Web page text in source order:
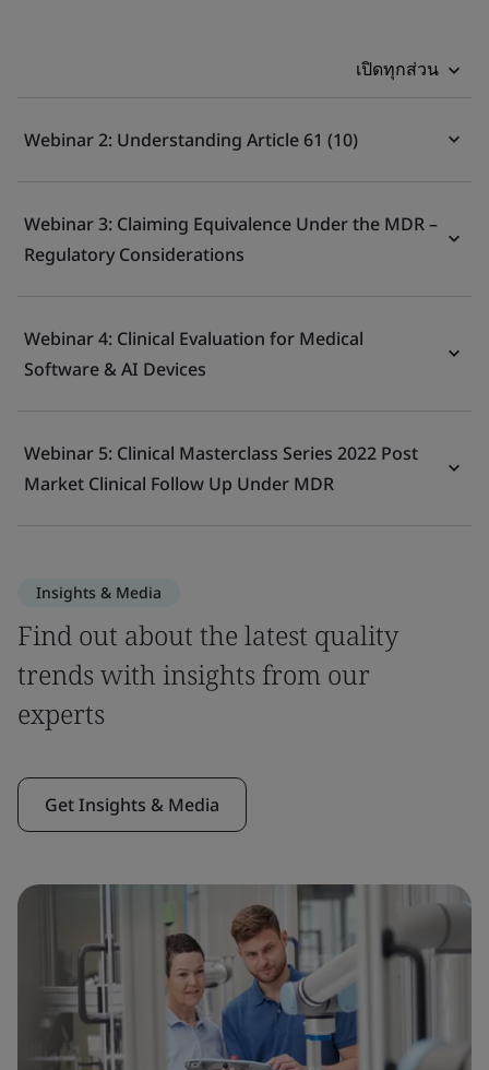
เปิดทุกส่วน
Webinar 2: Understanding Article 61 (10)
Webinar 3: Claiming Equivalence Under the MDR –
Regulatory Considerations
Webinar 4: Clinical Evaluation for Medical
Software & AI Devices
Webinar 5: Clinical Masterclass Series 2022 Post
Market Clinical Follow Up Under MDR
Insights & Media
Find out about the latest quality
trends with insights from our
experts
Get Insights & Media